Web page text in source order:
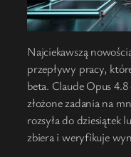
Najciekawszą
przepływy pracy,
beta. Claude Opus
złożone zadania na
rozsyła do dziesiątek
zbiera i weryfikuje